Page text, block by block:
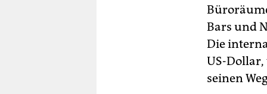
Bars und
Die
US-
seinen